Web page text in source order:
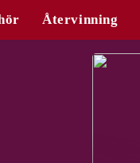
Återvinning